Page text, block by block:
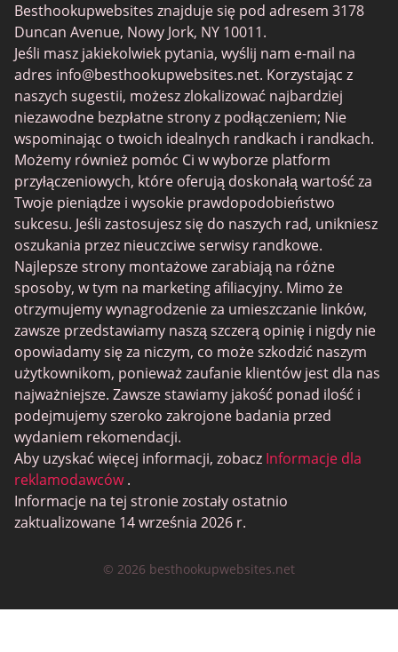
Together2Night
MyLOL
Swingtowns
Instabang
Besthookupwebsites znajduje się pod adresem 3178
Duncan Avenue, Nowy Jork, NY 10011.
Jeśli masz jakiekolwiek pytania, wyślij nam e-mail na
adres info@besthookupwebsites.net. Korzystając z
naszych sugestii, możesz zlokalizować najbardziej
niezawodne bezpłatne strony z podłączeniem; Nie
wspominając o twoich idealnych randkach i randkach.
Możemy również pomóc Ci w wyborze platform
przyłączeniowych, które oferują doskonałą wartość za
Twoje pieniądze i wysokie prawdopodobieństwo
sukcesu. Jeśli zastosujesz się do naszych rad, unikniesz
oszukania przez nieuczciwe serwisy randkowe.
Najlepsze strony montażowe zarabiają na różne
sposoby, w tym na marketing afiliacyjny. Mimo że
otrzymujemy wynagrodzenie za umieszczanie linków,
zawsze przedstawiamy naszą szczerą opinię i nigdy nie
opowiadamy się za niczym, co może szkodzić naszym
użytkownikom, ponieważ zaufanie klientów jest dla nas
najważniejsze. Zawsze stawiamy jakość ponad ilość i
podejmujemy szeroko zakrojone badania przed
wydaniem rekomendacji.
Aby uzyskać więcej informacji, zobacz Informacje dla
reklamodawców.
Informacje na tej stronie zostały ostatnio
zaktualizowane 14 września 2026 r.
© 2026 besthookupwebsites.net